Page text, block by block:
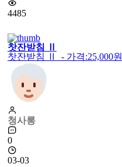
4485
찻잔받침 Ⅱ
찻잔받침 Ⅱ - 가격:25,000
청사롱
0
03-03